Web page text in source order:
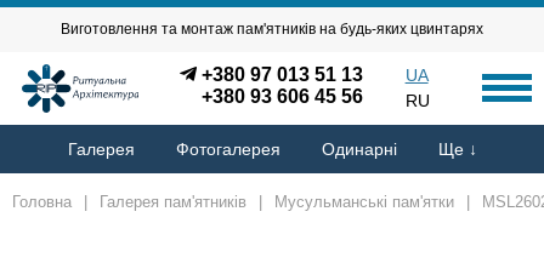
Виготовлення та монтаж пам'ятників на будь-яких цвинтарях
+380 97 013 51 13
+380 93 606 45 56
UA
RU
Галерея Фотогалерея Одинарні Ще ↓
Головна Галерея пам'ятників Мусульманські пам'ятки